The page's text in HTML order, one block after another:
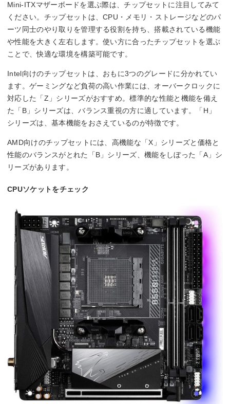
Mini-ITXマザーボードを選ぶ際は、チップセットに注目してみて
ください。チップセットは、CPU・メモリ・ストレージなどのパ
ーツ同士のやり取りを管理する役割を持ち、搭載されている機能
や性能を大きく左右します。使い方に合ったチップセットを選ぶ
ことで、快適な環境を構築可能です。
Intel向けのチップセットは、おもに3つのグレードに分かれてい
ます。ゲーミングなど負荷の高い作業には、オーバークロックに
対応した「Z」シリーズがおすすめ。標準的な性能と機能を備え
た「B」シリーズは、バランス重視の方に適しています。「H」
シリーズは、基本機能をおさえているのが特徴です。
AMD向けのチップセットには、高機能な「X」シリーズと価格と
性能のバランスがとれた「B」シリーズ、機能をしぼった「A」シ
リーズがあります。
CPUソケットをチェック